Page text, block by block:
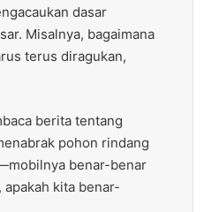
dasar
Misalnya, bagaimana
terus diragukan,
berita tentang
pohon rindang
benar-benar
kita benar-